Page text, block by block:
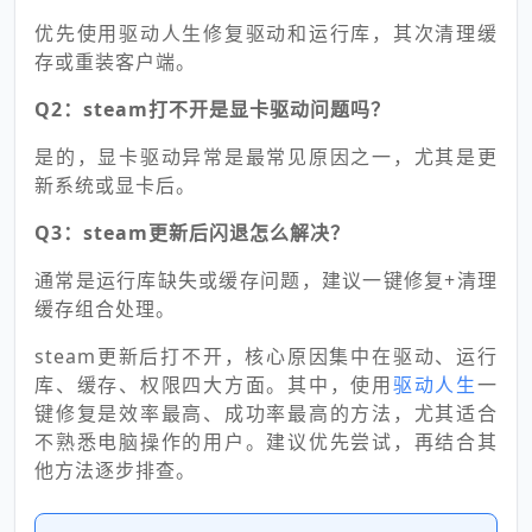
优先使用驱动人生修复驱动和运行库，其次清理缓
存或重装客户端。
Q2：steam打不开是显卡驱动问题吗？
是的，显卡驱动异常是最常见原因之一，尤其是更
新系统或显卡后。
Q3：steam更新后闪退怎么解决？
通常是运行库缺失或缓存问题，建议一键修复+清理
缓存组合处理。
steam更新后打不开，核心原因集中在驱动、运行
库、缓存、权限四大方面。其中，使用驱动人生一
键修复是效率最高、成功率最高的方法，尤其适合
不熟悉电脑操作的用户。建议优先尝试，再结合其
他方法逐步排查。